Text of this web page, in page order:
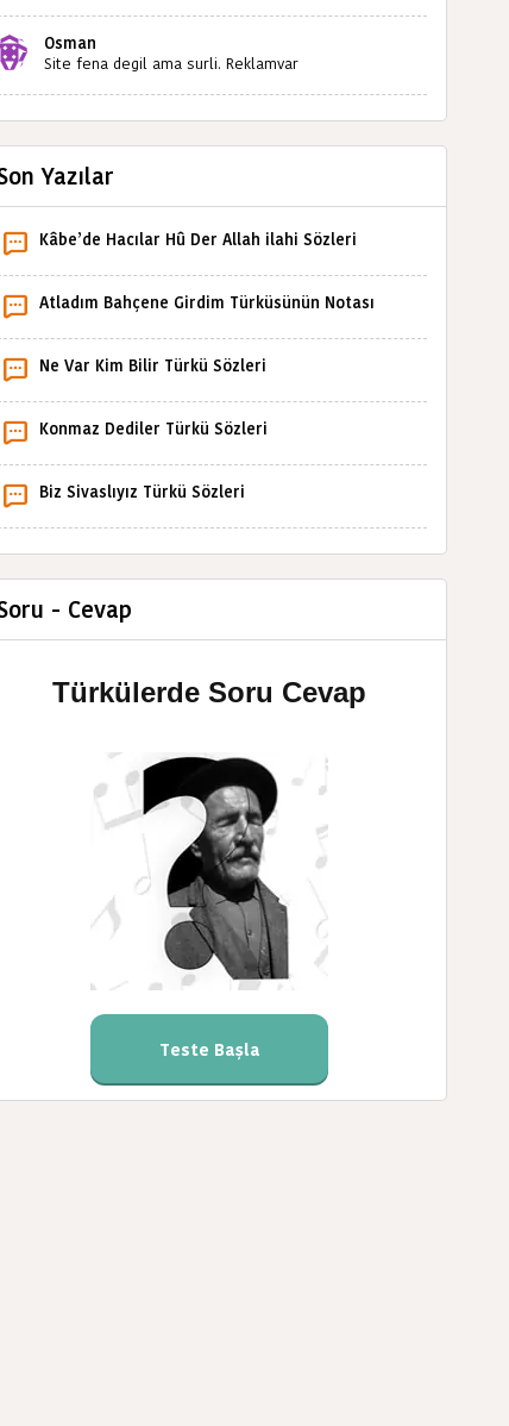
Osman
Site fena degil ama surli. Reklamvar
Yazılar
Kâbe’de Hacılar Hû Der Allah ilahi Sözleri
Atladım Bahçene Girdim Türküsünün Notası
Ne Var Kim Bilir Türkü Sözleri
Konmaz Dediler Türkü Sözleri
Biz Sivaslıyız Türkü Sözleri
- Cevap
Türkülerde Soru Cevap
Teste Başla